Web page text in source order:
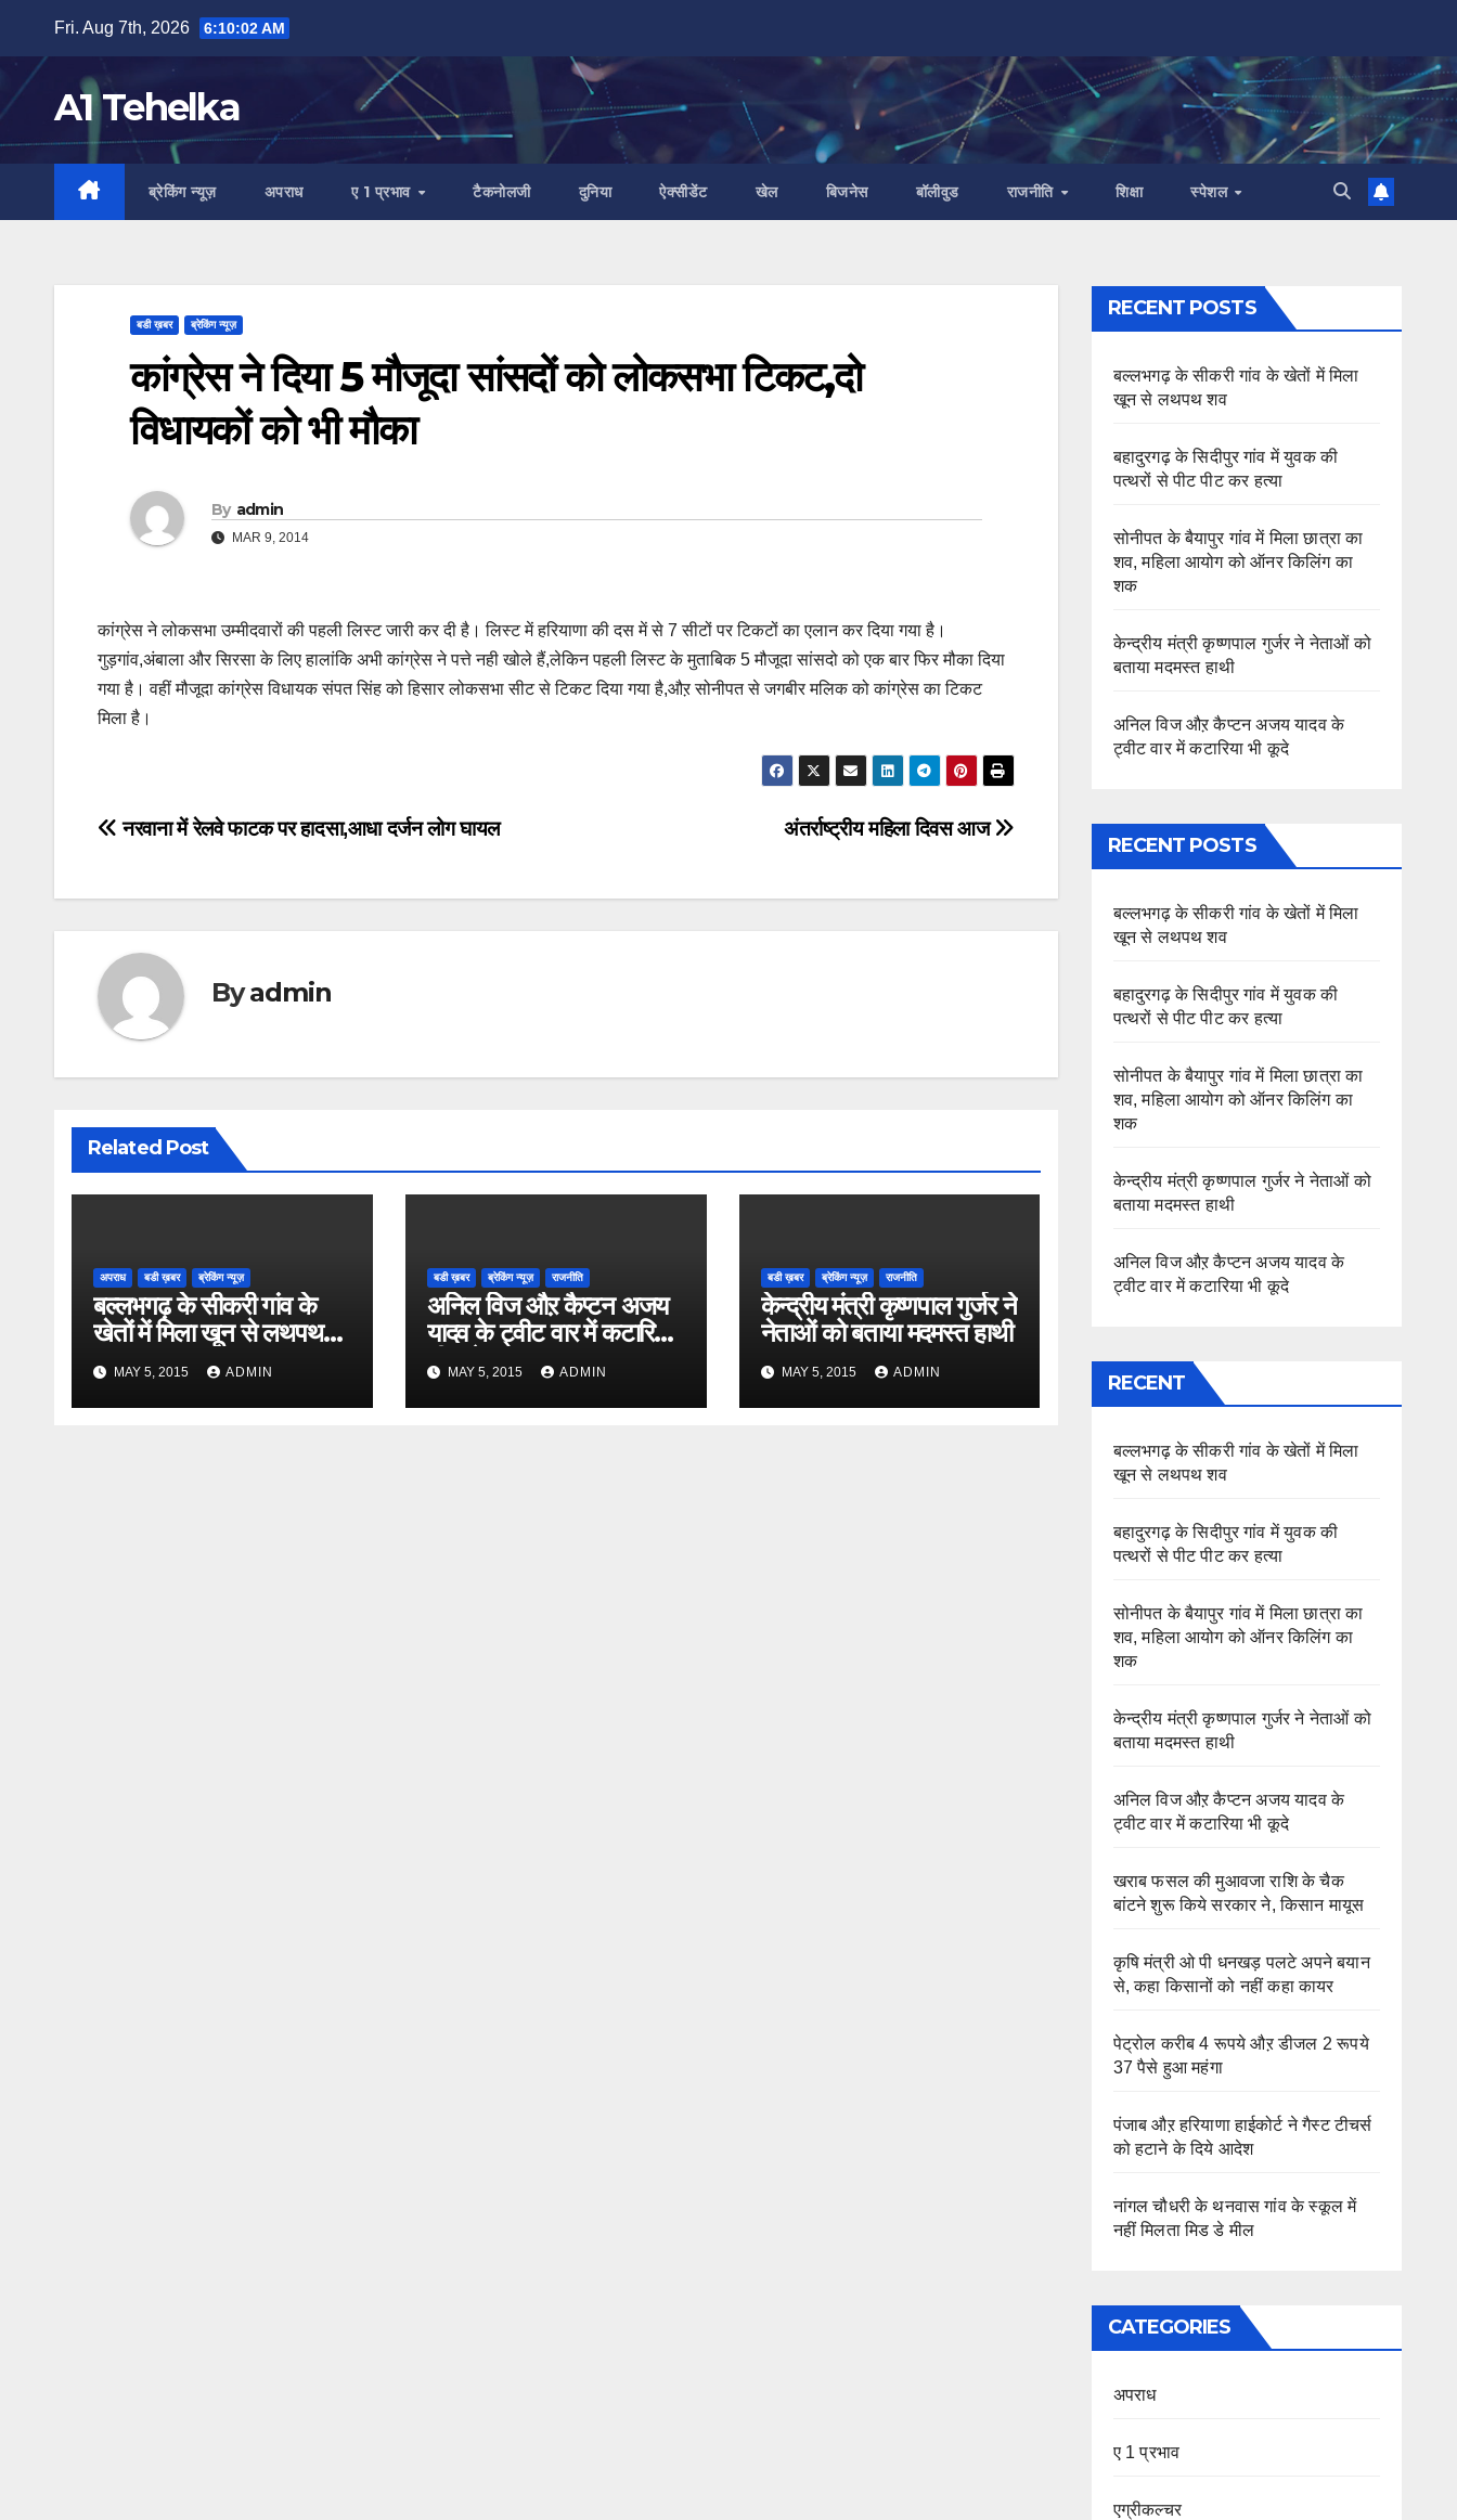
content
Fri. Aug 7th, 2026 6:10:02 AM
A1 Tehelka
ब्रेकिंग न्यूज़ अपराध ए 1 प्रभाव टैकनोलजी दुनिया ऐक्सीडेंट खेल बिजनेस बॉलीवुड राजनीति शिक्षा स्पेशल
बडी ख़बर ब्रेकिंग न्यूज़
कांग्रेस ने दिया 5 मौजूदा सांसदों को लोकसभा टिकट,दो
विधायकों को भी मौका
By admin
MAR 9, 2014
कांग्रेस ने लोकसभा उम्मीदवारों की पहली लिस्ट जारी कर दी है। लिस्ट में हरियाणा की दस में से 7 सीटों पर टिकटों का एलान कर दिया गया है।
गुड़गांव,अंबाला और सिरसा के लिए हालांकि अभी कांग्रेस ने पत्ते नही खोले हैं,लेकिन पहली लिस्ट के मुताबिक 5 मौजूदा सांसदो को एक बार फिर मौका दिया
गया है। वहीं मौजूदा कांग्रेस विधायक संपत सिंह को हिसार लोकसभा सीट से टिकट दिया गया है,औऱ सोनीपत से जगबीर मलिक को कांग्रेस का टिकट
मिला है।
Post
अंतर्राष्ट्रीय महिला दिवस आज
नरवाना में रेलवे फाटक पर हादसा,आधा दर्जन लोग घायल
Byadmin
Related Post
अपराध बडी ख़बर ब्रेकिंग न्यूज़
बल्लभगढ़ के सीकरी गांव के
खेतों में मिला खून से लथपथ
शवMAY 5, 2015 ADMIN
बडी ख़बर ब्रेकिंग न्यूज़ राजनीति
अनिल विज औऱ कैप्टन अजय
यादव के ट्वीट वार में कटारिया
भी कूदे
MAY 5, 2015 ADMIN
बडी ख़बर ब्रेकिंग न्यूज़ राजनीति
केन्द्रीय मंत्री कृष्णपाल गुर्जर ने
नेताओं को बताया मदमस्त हाथी
MAY 5, 2015 ADMIN
RECENT POSTS
बल्लभगढ़ के सीकरी गांव के खेतों में मिला
खून से लथपथ शव
बहादुरगढ़ के सिदीपुर गांव में युवक की
पत्थरों से पीट पीट कर हत्या
सोनीपत के बैयापुर गांव में मिला छात्रा का
शव, महिला आयोग को ऑनर किलिंग का
शक
केन्द्रीय मंत्री कृष्णपाल गुर्जर ने नेताओं को
बताया मदमस्त हाथी
अनिल विज औऱ कैप्टन अजय यादव के
ट्वीट वार में कटारिया भी कूदे
RECENT POSTS
बल्लभगढ़ के सीकरी गांव के खेतों में मिला
खून से लथपथ शव
बहादुरगढ़ के सिदीपुर गांव में युवक की
पत्थरों से पीट पीट कर हत्या
सोनीपत के बैयापुर गांव में मिला छात्रा का
शव, महिला आयोग को ऑनर किलिंग का
शक
केन्द्रीय मंत्री कृष्णपाल गुर्जर ने नेताओं को
बताया मदमस्त हाथी
अनिल विज औऱ कैप्टन अजय यादव के
ट्वीट वार में कटारिया भी कूदे
RECENT
बल्लभगढ़ के सीकरी गांव के खेतों में मिला
खून से लथपथ शव
बहादुरगढ़ के सिदीपुर गांव में युवक की
पत्थरों से पीट पीट कर हत्या
सोनीपत के बैयापुर गांव में मिला छात्रा का
शव, महिला आयोग को ऑनर किलिंग का
शक
केन्द्रीय मंत्री कृष्णपाल गुर्जर ने नेताओं को
बताया मदमस्त हाथी
अनिल विज औऱ कैप्टन अजय यादव के
ट्वीट वार में कटारिया भी कूदे
खराब फसल की मुआवजा राशि के चैक
बांटने शुरू किये सरकार ने, किसान मायूस
कृषि मंत्री ओ पी धनखड़ पलटे अपने बयान
से, कहा किसानों को नहीं कहा कायर
पेट्रोल करीब 4 रूपये औऱ डीजल 2 रूपये
37 पैसे हुआ महंगा
पंजाब औऱ हरियाणा हाईकोर्ट ने गैस्ट टीचर्स
को हटाने के दिये आदेश
नांगल चौधरी के थनवास गांव के स्कूल में
नहीं मिलता मिड डे मील
CATEGORIES
अपराध
ए 1 प्रभाव
एग्रीकल्चर